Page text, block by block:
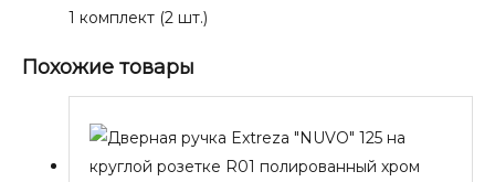
1 комплект (2 шт.)
Похожие товары